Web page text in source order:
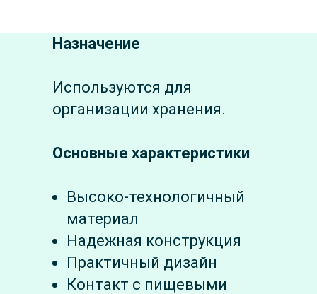
Назначение
Используются для
организации хранения.
Основные характеристики
Высоко-технологичный
материал
Надежная конструкция
Практичный дизайн
Контакт с пищевыми